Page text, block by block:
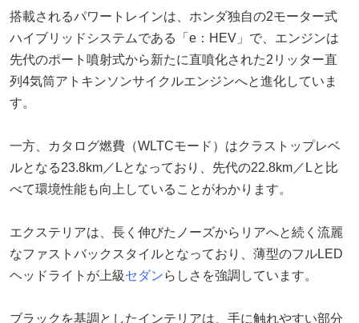
搭載されるパワートレインは、ホンダ独自の2モーター式
ハイブリッドシステムである「e：HEV」で、エンジンは
先代のポート噴射式から新たに直噴化された2リッター直
列4気筒アトキンソンサイクルエンジンへと進化していま
す。
一方、カタログ燃費（WLTCモード）はクラストップレベ
ルとなる23.8km／Lとなっており、先代の22.8km／Lと比
べて環境性能も向上していることがわかります。
エクステリアは、長く伸びたノーズからリアへと続く流麗
なファストバックスタイルとなっており、薄型のフルLED
ヘッドライトが上級セダンらしさを強調しています。
ブラックを基調としたインテリアは、手に触れやすい部分